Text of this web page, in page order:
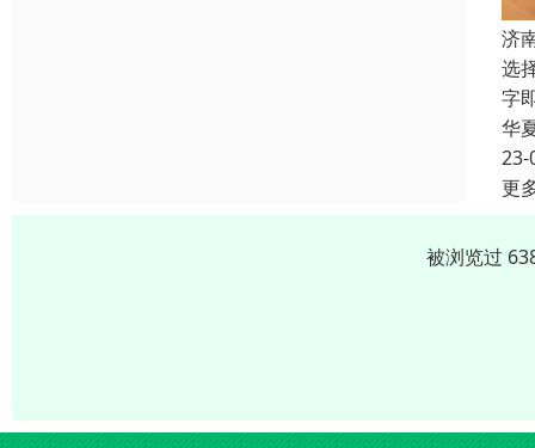
济
选
字
华
23-
更
被浏览过